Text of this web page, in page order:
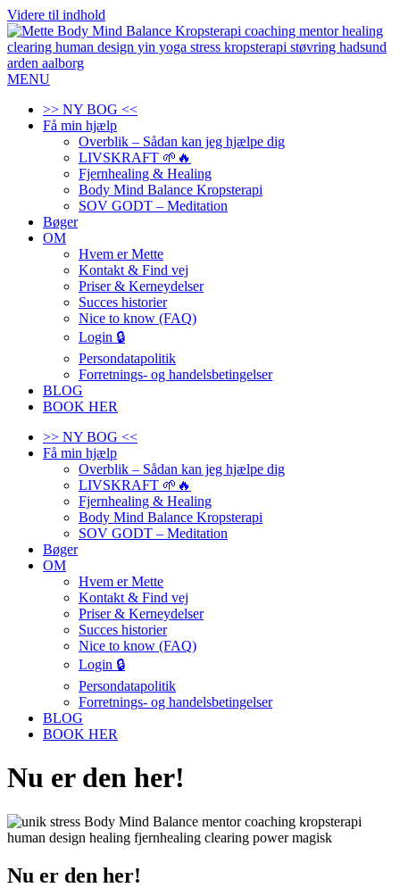
Videre til indhold
MENU
>> NY BOG <<
Få min hjælp
Overblik – Sådan kan jeg hjælpe dig
LIVSKRAFT 🌱🔥
Fjernhealing & Healing
Body Mind Balance Kropsterapi
SOV GODT – Meditation
Bøger
OM
Hvem er Mette
Kontakt & Find vej
Priser & Kerneydelser
Succes historier
Nice to know (FAQ)
Login 🔒
Persondatapolitik
Forretnings- og handelsbetingelser
BLOG
BOOK HER
>> NY BOG <<
Få min hjælp
Overblik – Sådan kan jeg hjælpe dig
LIVSKRAFT 🌱🔥
Fjernhealing & Healing
Body Mind Balance Kropsterapi
SOV GODT – Meditation
Bøger
OM
Hvem er Mette
Kontakt & Find vej
Priser & Kerneydelser
Succes historier
Nice to know (FAQ)
Login 🔒
Persondatapolitik
Forretnings- og handelsbetingelser
BLOG
BOOK HER
Nu er den her!
Nu er den her!